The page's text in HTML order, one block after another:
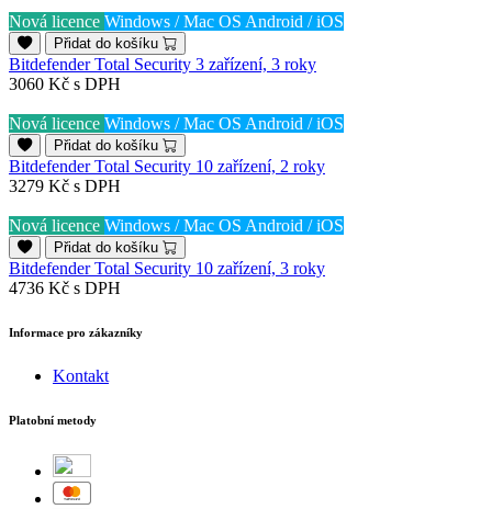
Nová licence Windows / Mac OS Android / iOS
Přidat do košíku
Bitdefender Total Security 3 zařízení, 3 roky
3060 Kč s DPH
Nová licence Windows / Mac OS Android / iOS
Přidat do košíku
Bitdefender Total Security 10 zařízení, 2 roky
3279 Kč s DPH
Nová licence Windows / Mac OS Android / iOS
Přidat do košíku
Bitdefender Total Security 10 zařízení, 3 roky
4736 Kč s DPH
Informace pro zákazníky
Kontakt
Platobní metody